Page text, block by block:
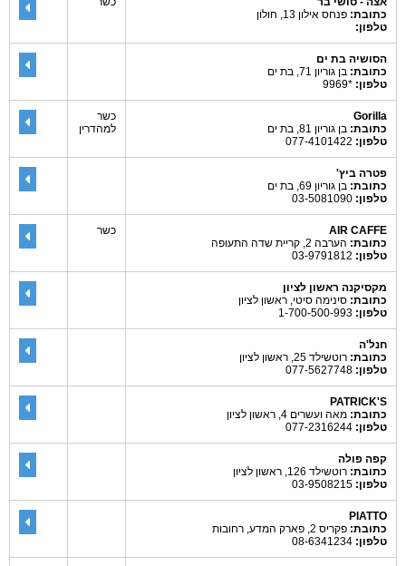
כתובת: פנחס אילון 13, חולון
טלפון:
הסושיה בת ים
כתובת: בן גוריון 71, בת ים
טלפון: *9969
Gorilla
כתובת: בן גוריון 81, בת ים
טלפון:
כשר
למהדרין
פטרה ביץ'
כתובת: בן גוריון 69, בת ים
טלפון:
AIR CAFFE
כתובת: הערבה 2, קריית שדה התעופה
טלפון:
כשר
מקסיקנה ראשון לציון
כתובת: סינימה סיטי, ראשון לציון
טלפון:
חנל'ה
כתובת: רוטשילד 25, ראשון לציון
טלפון:
PATRICK'S
כתובת: מאה ועשרים 4, ראשון לציון
טלפון:
קפה פולה
כתובת: רוטשילד 126, ראשון לציון
טלפון:
PIATTO
כתובת: פקריס 2, פארק המדע, רחובות
טלפון: